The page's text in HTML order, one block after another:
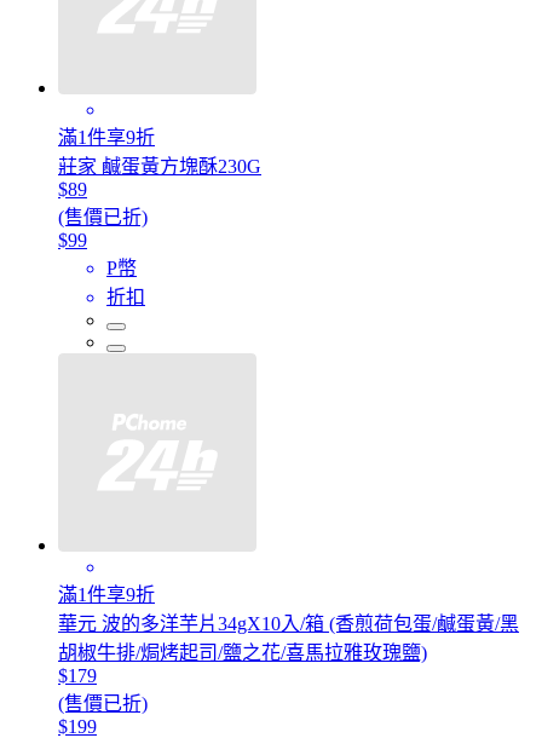
滿1件享9折
莊家 鹹蛋黃方塊酥230G
$89
(售價已折)
$99
P幣
折扣
滿1件享9折
華元 波的多洋芋片34gX10入/箱 (香煎荷包蛋/鹹蛋黃/黑
胡椒牛排/焗烤起司/鹽之花/喜馬拉雅玫瑰鹽)
$179
(售價已折)
$199